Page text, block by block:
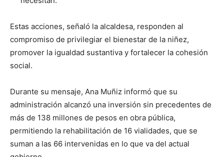
Estas acciones, señaló la alcaldesa, responden al
compromiso de privilegiar el bienestar de la niñez,
promover la igualdad sustantiva y fortalecer la cohesión
social.
Durante su mensaje, Ana Muñiz informó que su
administración alcanzó una inversión sin precedentes de
más de 138 millones de pesos en obra pública,
permitiendo la rehabilitación de 16 vialidades, que se
suman a las 66 intervenidas en lo que va del actual